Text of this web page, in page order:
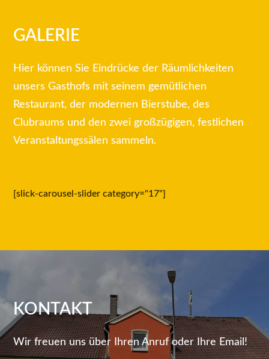
GALERIE
Hier können Sie Eindrücke der Räumlichkeiten
unsers Gasthofs mit seinem gemütlichen
Restaurant, der modernen Bierstube, des
Clubraums und den zwei großzügigen, festlichen
Veranstaltungssälen sammeln.
[slick-carousel-slider category="17"]
KONTAKT
Wir freuen uns über Ihren Anruf oder Ihre Email!